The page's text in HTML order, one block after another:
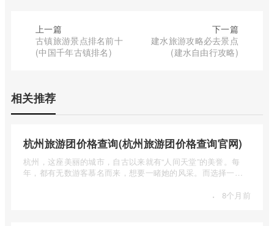
上一篇
古镇旅游景点排名前十
(中国千年古镇排名)
下一篇
建水旅游攻略必去景点
(建水自由行攻略)
相关推荐
杭州旅游团价格查询(杭州旅游团价格查询官网)
杭州，这座美丽的城市，自古以来就有“人间天堂”的美誉。每
年，都有无数游客慕名而来，想要一睹她的风采。而选择一个
· 8个月前